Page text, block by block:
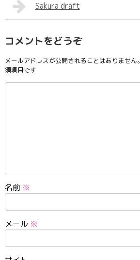
Sakura draft
コメントをどうぞ
メールアドレスが公開されることはありません。
須項目です
名前 ※
メール ※